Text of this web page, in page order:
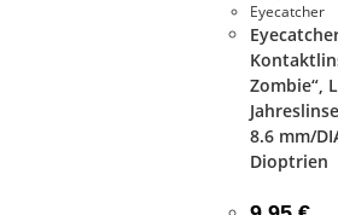
Eyecatcher
Zombie“,
8.6 mm/
Dioptrien